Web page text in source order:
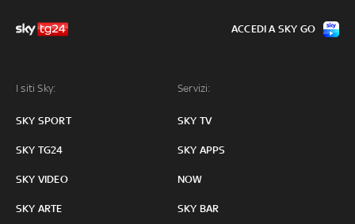
I siti Sky:
SKY SPORT
SKY TG24
SKY VIDEO
SKY ARTE
Servizi:
SKY TV
SKY APPS
NOW
SKY BAR
ACCEDI A SKY GO